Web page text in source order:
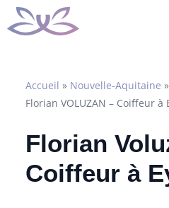
Aller
au
Accueil » Nouvelle-Aquitaine »
Florian VOLUZAN – Coiffeur à
Florian
Coiffeur à